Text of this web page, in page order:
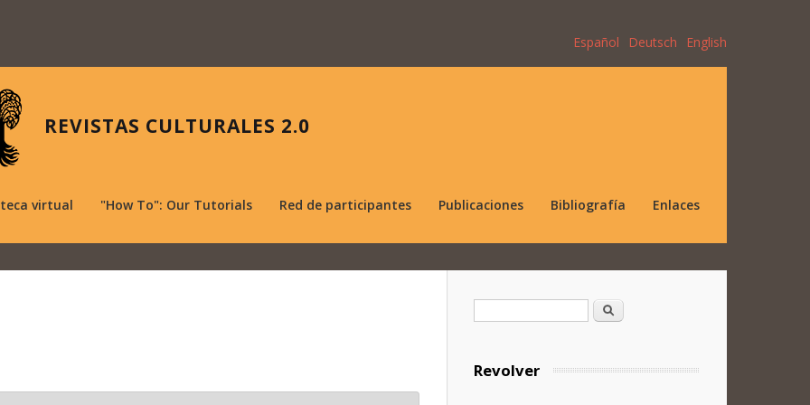
Español Deutsch English
REVISTAS CULTURALES 2.0
virtual "How To": Our Tutorials Red de participantes Publicaciones Bibliografía Enlaces
Formulario de búsqueda
Buscar
Revolver